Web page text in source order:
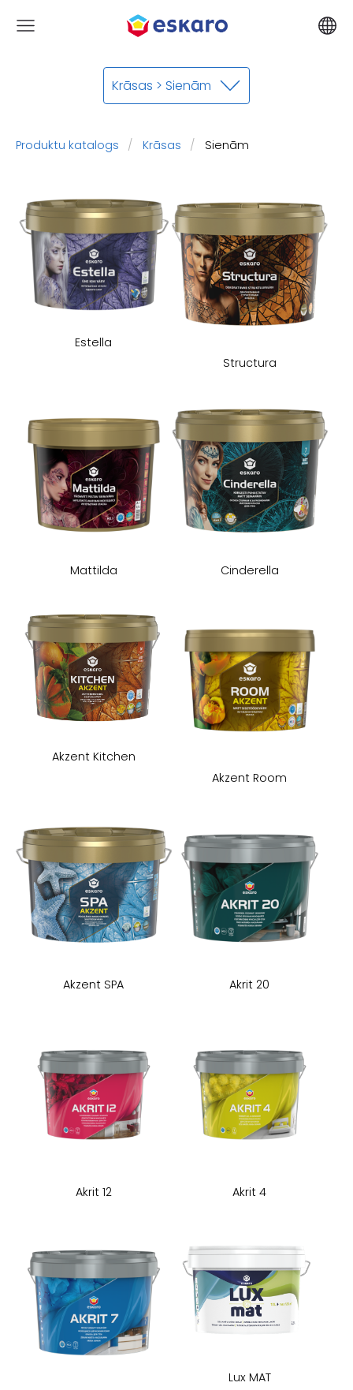
Krāsas > Sienām
Produktu katalogs Krāsas Sienām
Estella
Structura
Mattilda Cinderella
Akzent Kitchen
Akzent Room
Akzent SPA Akrit 20
Akrit 12 Akrit 4
Lux MAT